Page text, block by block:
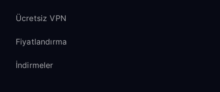
Ücretsiz VPN
Fiyatlandırma
İndirmeler